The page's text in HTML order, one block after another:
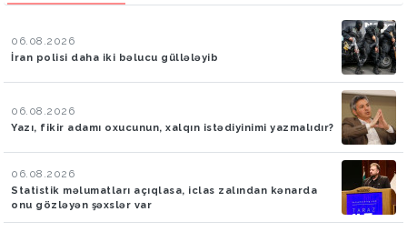
06.08.2026
İran polisi daha iki bəlucu güllələyib
06.08.2026
Yazı, fikir adamı oxucunun, xalqın istədiyinimi yazmalıdır?
06.08.2026
Statistik məlumatları açıqlasa, iclas zalından kənarda
onu gözləyən şəxslər var